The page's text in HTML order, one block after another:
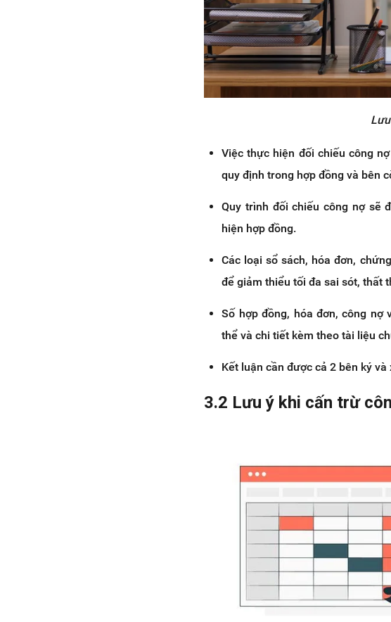
Việc thực hiện đối chiếu công
quy định trong hợp đồng và bên
Quy trình đối chiếu công nợ sẽ
hiện hợp đồng.
Các loại sổ sách, hóa đơn,
để giảm thiểu tối đa sai sót, thất
Số hợp đồng, hóa đơn, công
thể và chi tiết kèm theo tài liệu
Kết luận cần được cả 2 bên ký và
3.2 Lưu ý khi cấn trừ